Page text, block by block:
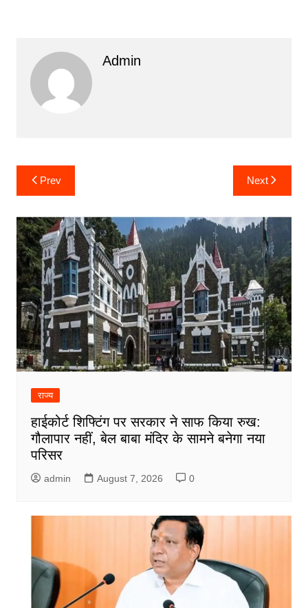
Admin
Post
navigation
Prev Next
राज्य
हाईकोर्ट शिफ्टिंग पर सरकार ने साफ किया रुख:
गौलापार नहीं, बेल बाबा मंदिर के सामने बनेगा नया
परिसर
admin August 7, 2026 0